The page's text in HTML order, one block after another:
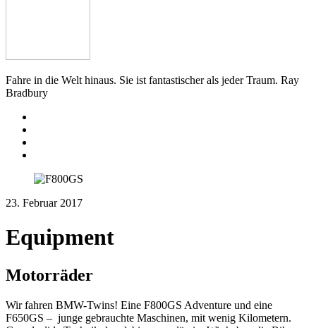
Fahre in die Welt hinaus. Sie ist fantastischer als jeder Traum. Ray
Bradbury
23. Februar 2017
Equipment
Motorräder
Wir fahren BMW-Twins! Eine F800GS Adventure und eine
F650GS – junge gebrauchte Maschinen, mit wenig Kilometern.